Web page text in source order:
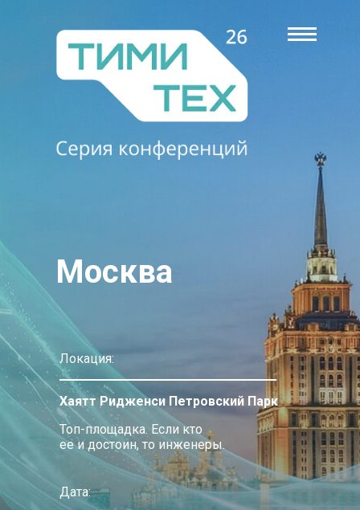
Москва
Дата:
Хаятт Ридженси Петровский Парк
Топ-площадка. Если кто
ее и достоин, то инженеры.
Локация: